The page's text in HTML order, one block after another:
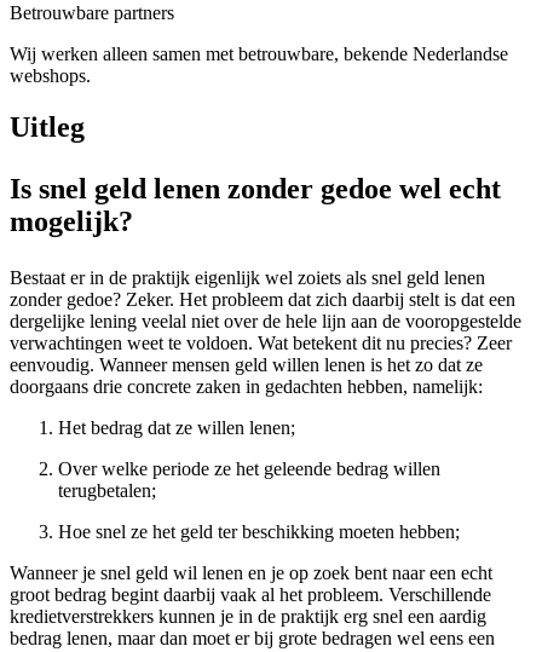
Betrouwbare partners
Wij werken alleen samen met betrouwbare, bekende Nederlandse
webshops.
Uitleg
Is snel geld lenen zonder gedoe wel echt
mogelijk?
Bestaat er in de praktijk eigenlijk wel zoiets als snel geld lenen
zonder gedoe? Zeker. Het probleem dat zich daarbij stelt is dat een
dergelijke lening veelal niet over de hele lijn aan de vooropgestelde
verwachtingen weet te voldoen. Wat betekent dit nu precies? Zeer
eenvoudig. Wanneer mensen geld willen lenen is het zo dat ze
doorgaans drie concrete zaken in gedachten hebben, namelijk:
Het bedrag dat ze willen lenen;
Over welke periode ze het geleende bedrag willen
terugbetalen;
Hoe snel ze het geld ter beschikking moeten hebben;
Wanneer je snel geld wil lenen en je op zoek bent naar een echt
groot bedrag begint daarbij vaak al het probleem. Verschillende
kredietverstrekkers kunnen je in de praktijk erg snel een aardig
bedrag lenen, maar dan moet er bij grote bedragen wel eens een